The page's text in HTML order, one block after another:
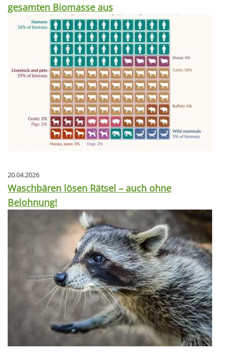
gesamten Biomasse aus
20.04.2026
Waschbären lösen Rätsel – auch ohne
Belohnung!